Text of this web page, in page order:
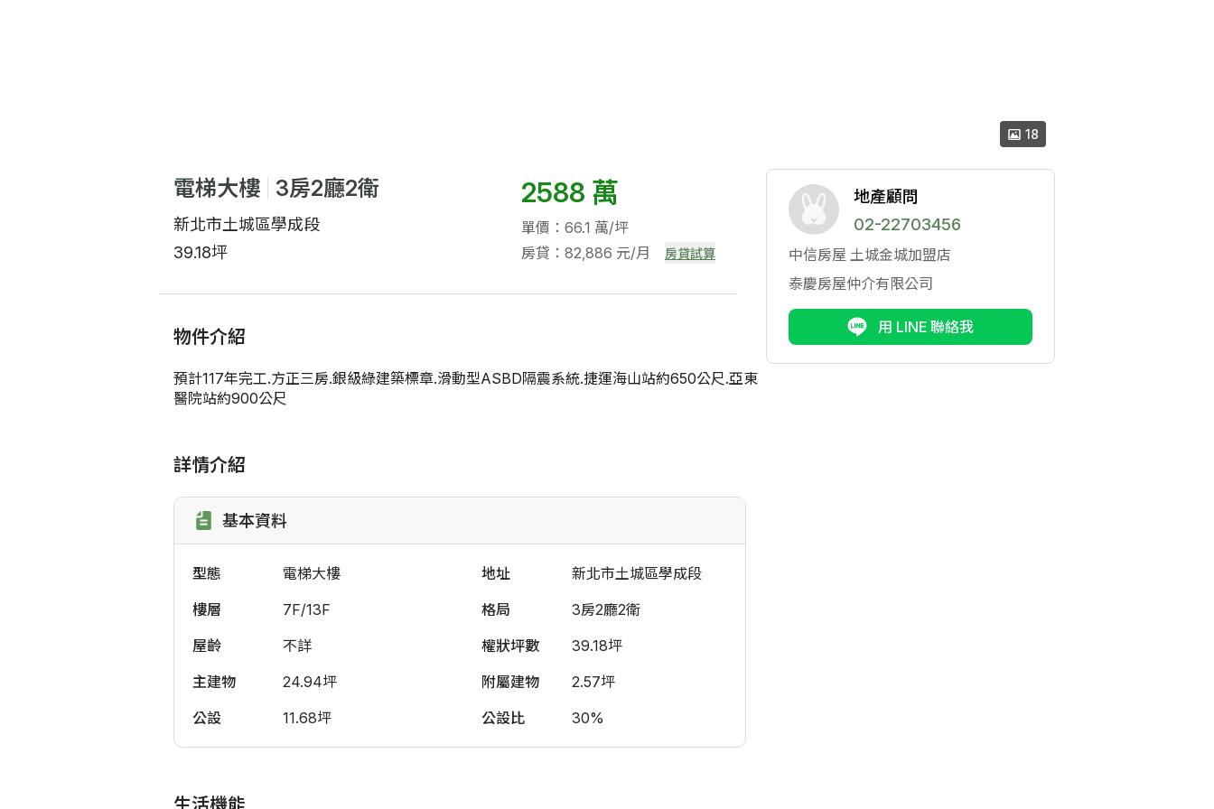
18
電梯大樓 3房2廳2衛
新北市土城區學成段
39.18坪
2588 萬
單價：66.1 萬/坪
房貸：82,886 元/月
房貸試算
物件介紹
預計117年完工.方正三房.銀級綠建築標章.滑動型ASBD隔震系統.捷運海山站約650公尺.亞東
醫院站約900公尺
詳情介紹
基本資料
型態 電梯大樓 地址
新北市土城區學成段
樓層
7F/13F 格局
3房2廳2衛
屋齡
不詳 權狀坪數
39.18坪
主建物
24.94坪 附屬建物
2.57坪
公設
11.68坪 公設比 30%
地產顧問
02-22703456
中信房屋 土城金城加盟店
泰慶房屋仲介有限公司
用 LINE 聯絡我
生活機能